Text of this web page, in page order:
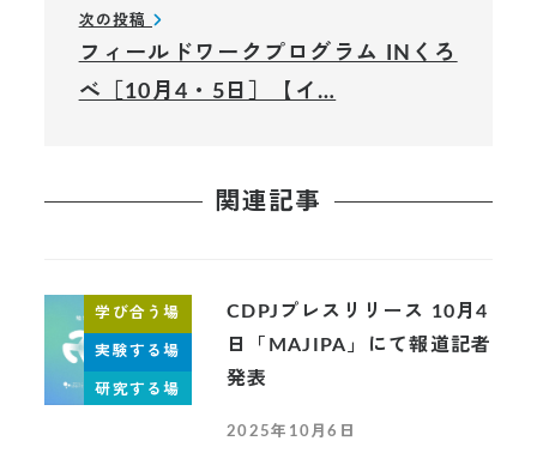
次の投稿
フィールドワークプログラム INくろ
べ［10月4・5日］【イ…
関連記事
学び合う場
実験する場
研究する場
CDPJプレスリリース 10月4
日「MAJIPA」にて報道記者
発表
2025年10月6日